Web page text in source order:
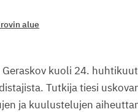
alue
Geraskov kuoli 24.
Tutkija tiesi
ja kuulustelujen